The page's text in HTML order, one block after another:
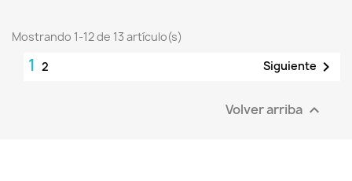
Mostrando 1-12 de 13 artículo(s)
1 2 Siguiente 
Volver arriba 